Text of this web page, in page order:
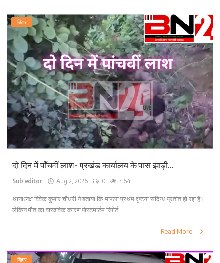
बिहार
दो दिन में पाँचवीं लाश- प्रखंड कार्यालय के पास झाड़ी...
Sub editor Aug 2, 2026 0 464
थानाध्यक्ष विवेक कुमार चौधरी ने बताया कि मामला प्रथम दृष्टया संदिग्ध प्रतीत हो रहा है।
लेकिन मौत का वास्तविक कारण पोस्टमार्टम रिपोर्ट...
Read More
बिहार